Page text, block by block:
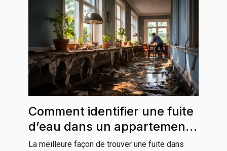
Comment identifier une fuite
d’eau dans un appartement
ou une maison ?
La meilleure façon de trouver une fuite dans